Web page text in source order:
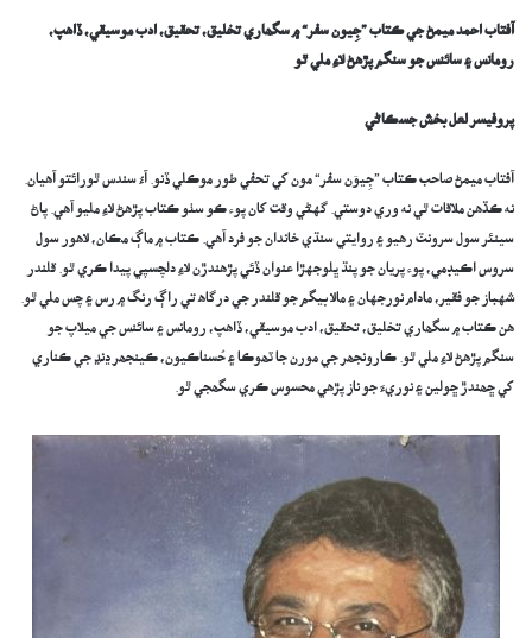
آفتاب احمد ميمڻ جي ڪتاب ”جِيونسفر“۾ سگھاري تخليق، تحقيق، ادب موسيقي، ڏاهپ،
رومانس ۽ سائنس جو سنگم پڙهڻ لاءِ ملي ٿو
پروفيسر لعل بخش جسڪاڻي
آفتاب ميمڻ صاحب ڪتاب ”جِيوَن سفر“ مون کي تحفي طور موڪلي ڏنو. آءُ سندس ٿورائتو آهيان.
نه ڪڏھن ملاقات ٿي نه وري دوستي. گهڻي وقت کان پوء ڪو سٺو ڪتاب پڙهڻ لاءِ مليو آهي. پاڻ
سينئر سول سرونٽ رھيو ۽ روايتي سنڌي خاندان جو فرد آهي. ڪتاب ۾ ماڳ مڪان، لاهور سول
سروس اڪيڊمي، پوء پريان جو پنڌ ڀلوجهڙا عنوان ڏئي پڙهندڙن لاءِ دلچسپي پيدا ڪري ٿو. قلندر
شهباز جو فقير، مادام نورجهان ۽ مالا بيگم جو قلندر جي درگاھ تي راڳ رنگ ۾ رس ۽ چس ملي ٿو.
هن ڪتاب ۾ سگھاري تخليق، تحقيق، ادب موسيقي، ڏاهپ، رومانس ۽ سائنس جي ميلاپ جو
سنگم پڙهڻ لاءِ ملي ٿو. ڪارونجھر جي مورن جا ٽھوڪا ۽ حُسناڪيون، ڪينجھر ڍنڍ جي ڪناري
کي ڇھندڙ ڇولين ۽ نوريءَ جو ناز پڙهي محسوس ڪري سگھجي ٿو.